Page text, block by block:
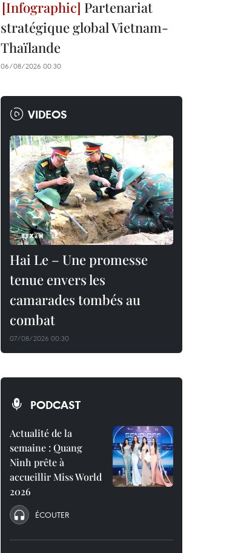
Partenariat
stratégique global Vietnam-
Thaïlande
06/08/2026 00:30
VIDEOS
Hai Le – Une promesse
tenue envers les
camarades tombés au
combat
07/08/2026 00:30
PODCAST
Actualité de la
semaine : Quang
Ninh prête à
accueillir Miss World
2026
ÉCOUTER